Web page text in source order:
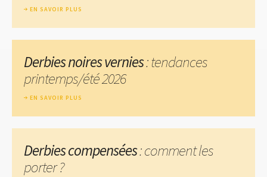
EN SAVOIR PLUS
Derbies noires vernies: tendances
printemps/été 2026
EN SAVOIR PLUS
Derbies compensées: comment les
porter ?